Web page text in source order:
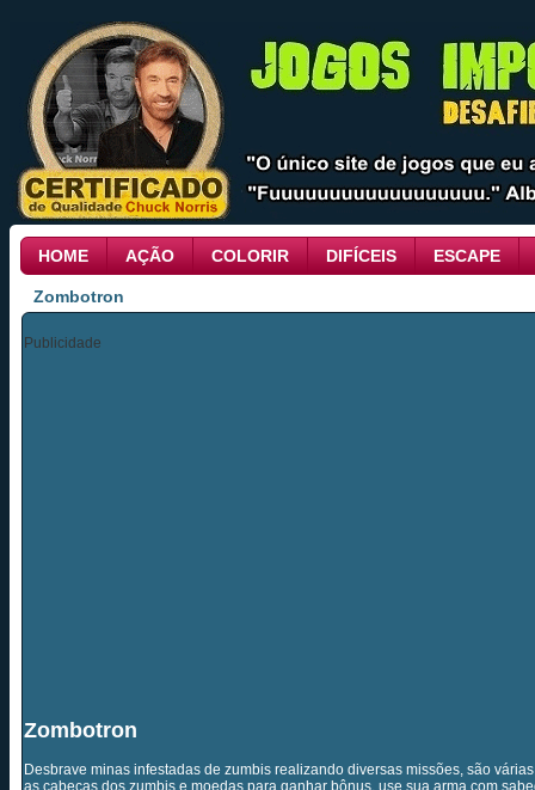
HOME AÇÃO COLORIR DIFÍCEIS ESCAPE
Zombotron
Publicidade
Zombotron
Desbrave minas infestadas de zumbis realizando diversas missões, são
as cabeças dos zumbis e moedas para ganhar bônus, use sua arma com